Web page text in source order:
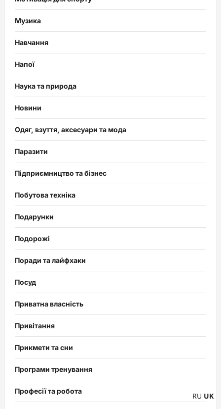
Музика
Навчання
Напої
Наука та природа
Новини
Одяг, взуття, аксесуари та мода
Паразити
Підприємництво та бізнес
Побутова техніка
Подарунки
Подорожі
Поради та лайфхаки
Посуд
Приватна власність
Привітання
Прикмети та сни
Програми тренування
Професії та робота
RU UK